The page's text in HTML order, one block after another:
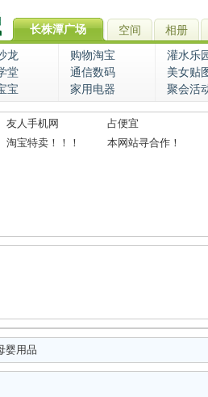
长株潭广场 空间 相册
龙 购物淘宝 灌水乐
堂 通信数码 美女贴
宝 家用电器 聚会活
友人手机网 占便宜
淘宝特卖！！！ 本网站寻合作！
婴用品